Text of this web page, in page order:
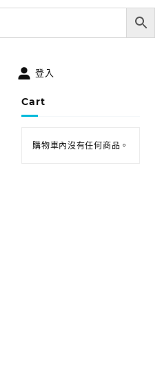
登入
Cart
購物車內沒有任何商品。